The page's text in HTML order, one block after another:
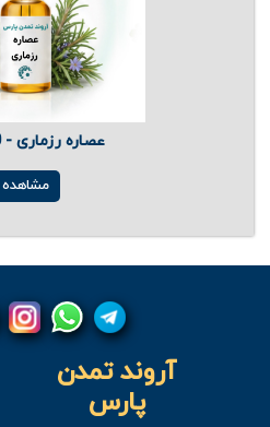
عصاره رزماری - 10 گرمی
مشاهده
آروند تمدن
پارس